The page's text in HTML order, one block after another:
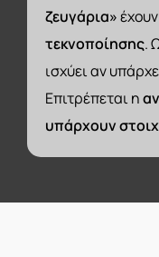
ζευγάρια»
τεκνοποίησης.
ισχύει αν
Επιτρέπεται η
υπάρχουν